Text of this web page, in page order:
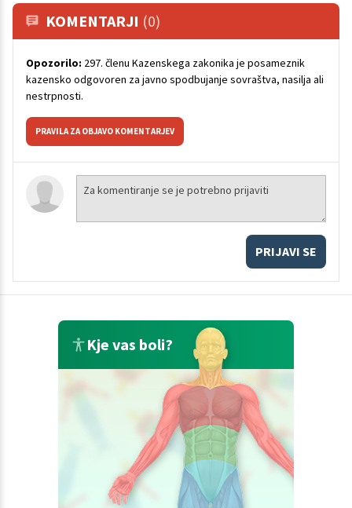
KOMENTARJI (0)
Opozorilo: 297. členu Kazenskega zakonika je posameznik
kazensko odgovoren za javno spodbujanje sovraštva, nasilja ali
nestrpnosti.
PRAVILA ZA OBJAVO KOMENTARJEV
PRIJAVI SE
Kje vas boli?